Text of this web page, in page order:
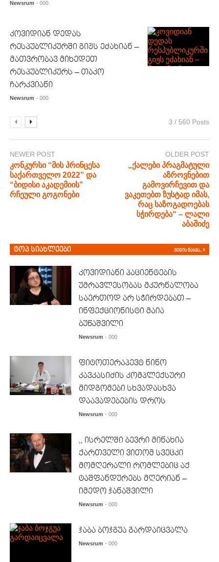
Newsrum - 000
კოვიდიან დედას
რესპუბლიკურში გიჟს ეძახიან –
მათვრობავ მიხედეთ
რესპუბლიკურს – თაკო
ჩარკვიანი
Newsrum - 000
3 / 560 Posts
NEWER POST
კონკურსი “მის პრინცესა
საქართველო 2022” და
“ბიდისი აკადემიის”
რჩეული გოგონები
OLDER POST
„ქალები პრაგმატული
აზროვნებით
გამოვირჩევით და
ვაკეთებთ ზუსტად იმას,
რაც საზოგადოებას
სჭირდება“ – ლალი
აბაშიძე
ტოპ სიახლეები მეტის ნახვა..
კოვიდიანი პაციენტების
უმრავლესობას მკურნალობა
საერთოდ არ სჭირდებათ –
ინფექციონისტი მაია
ბუწაშვილი
Newsrum - 000
ფიტოთერაპევტ ნინო
კავკასიძის კომპლექსური
მიდგომები სხვადასხვა
დაავადებების დროს
Newsrum - 000
,, ისრელში ბევრი მინახია
ქართველი ვითომ სვეცკი
მომღერალი რომლებიც აქ
ტაშფანდურებს მღერიან –
იმედო ჯანაშვილი
Newsrum - 000
ჯაბა ბოჯგუა გარდაიცვალა
Newsrum - 000